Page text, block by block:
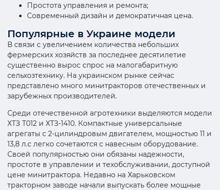
Простота управления и ремонта;
Современный дизайн и демократичная цена.
Популярные в Украине модели
В связи с увеличением количества небольших
фермерских хозяйств за последнее десятилетие
существенно вырос спрос на малогабаритную
сельхозтехнику. На украинском рынке сейчас
представлено много минитракторов отечественных и
зарубежных производителей.
Среди отечественной агротехники выделяются модели
ХТЗ Т012 и ХТЗ-1410. Компактные универсальные
агрегаты с 2-цилиндровым двигателем, мощностью 11 и
13,8 л.с легко сочетаются с навесным оборудование.
Своей популярностью они обязаны надежности,
простоте в управлении и техобслуживании, доступной
цене минитрактора. Недавно на Харьковском
тракторном заводе начали выпускать более мощные